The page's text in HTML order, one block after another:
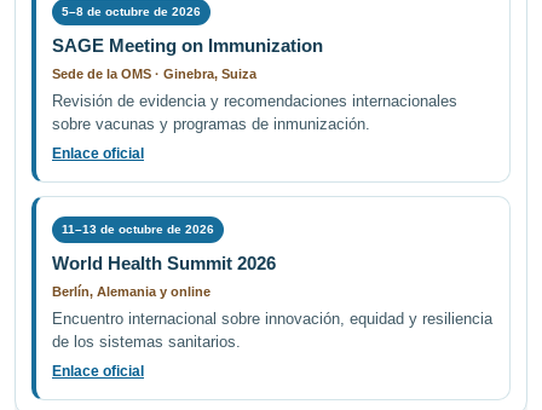
5–8 de octubre de 2026
SAGE Meeting on Immunization
Sede de la OMS · Ginebra, Suiza
Revisión de evidencia y recomendaciones internacionales
sobre vacunas y programas de inmunización.
Enlace oficial
11–13 de octubre de 2026
World Health Summit 2026
Berlín, Alemania y online
Encuentro internacional sobre innovación, equidad y resiliencia
de los sistemas sanitarios.
Enlace oficial